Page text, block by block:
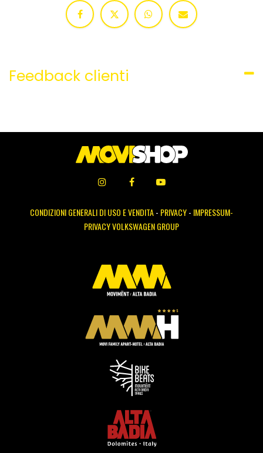
Feedback clienti
CONDIZIONI GENERALI DI USO E VENDITA- PRIVACY- IMPRESSUM-
PRIVACY VOLKSWAGEN GROUP